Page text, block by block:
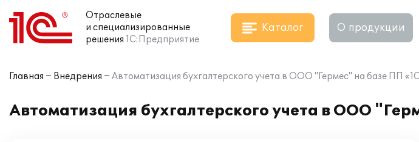
Отраслевые
и специализированные
решения 1С:Предприятие
Каталог О продукции
Главная Внедрения Автоматизация бухгалтерского учета в ООО "Гермес" на базе ПП
Автоматизация бухгалтерского учета в ООО